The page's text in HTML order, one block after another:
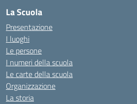
La Scuola
Presentazione
I luoghi
Le persone
I numeri della scuola
Le carte della scuola
Organizzazione
La storia